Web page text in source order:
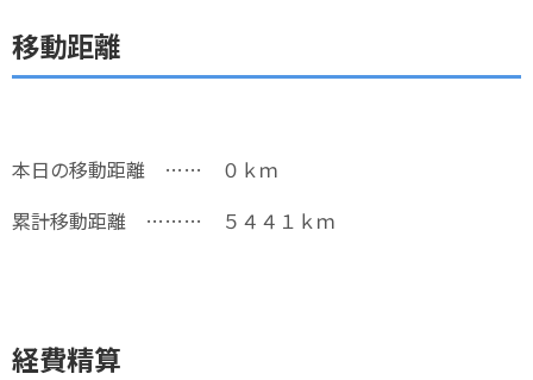
移動距離
本日の移動距離 …… ０ｋｍ
累計移動距離 ……… ５４４１ｋｍ
経費精算